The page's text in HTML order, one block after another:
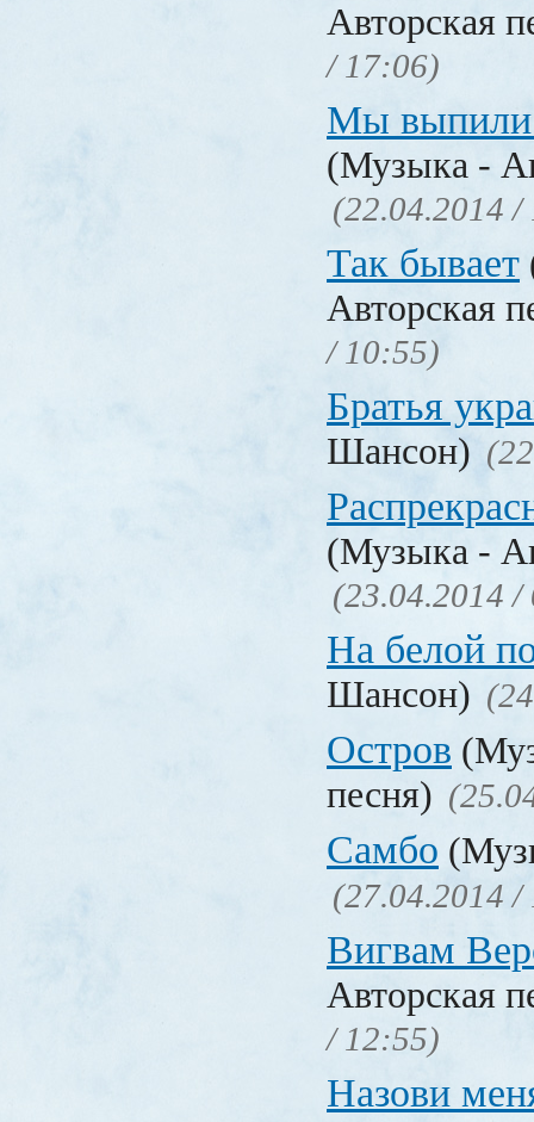
Авторская
/ 17:06)
Мы выпили
(Музыка -
(22.04.2014 /
Так бывает
Авторская
/ 10:55)
Братья
Шансон)
(Музыка -
(23.04.2014 /
На белой
Шансон)
Остров
песня)
Самбо
(27.04.2014 /
Вигвам
Авторская
/ 12:55)
Назови